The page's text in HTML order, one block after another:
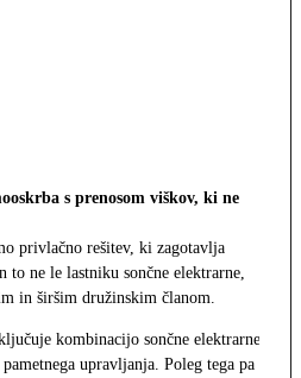
s prenosom viškov, ki ne
privlačno rešitev, ki zagotavlja
to ne le lastniku sončne elektrarne,
in širšim družinskim članom.
kombinacijo sončne elektrarne,
upravljanja. Poleg tega pa